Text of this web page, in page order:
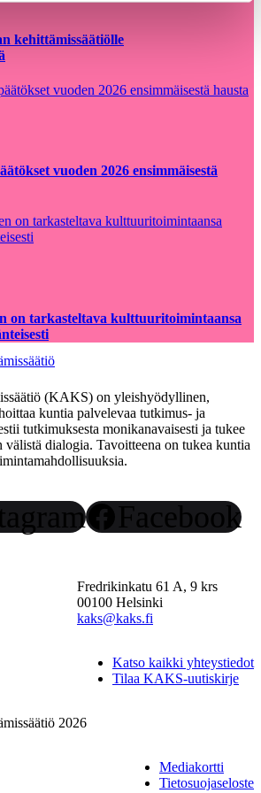
kehittämissäätiölle
vuoden 2026 ensimmäisestä
on tarkasteltava kulttuuritoimintaansa
(KAKS) on yleishyödyllinen,
kuntia palvelevaa tutkimus- ja
tutkimuksesta monikanavaisesti ja tukee
dialogia. Tavoitteena on tukea kuntia
Facebook
Fredrikinkatu 61 A, 9 krs
00100 Helsinki
kaks@kaks.fi
Katso kaikki yhteystiedot
Tilaa KAKS-uutiskirje
2026
Mediakortti
Tietosuojaseloste